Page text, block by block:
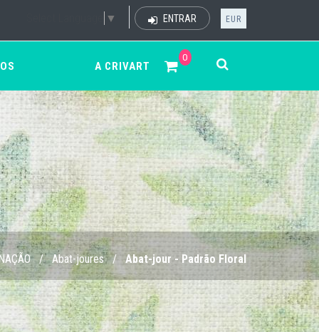
▼ ENTRAR EUR
0
A CRIVART
/ Abat-joures / Abat-jour - Padrão Floral